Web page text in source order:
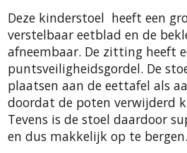
Deze kinderstoel heeft een
verstelbaar eetblad en de
afneembaar. De zitting heeft
puntsveiligheidsgordel. De
plaatsen aan de eettafel als
doordat de poten verwijderd
Tevens is de stoel daardoor
en dus makkelijk op te bergen.